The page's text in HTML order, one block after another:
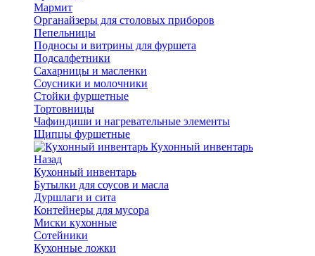
Мармит
Органайзеры для столовых приборов
Пепельницы
Подносы и витрины для фуршета
Подсалфетники
Сахарницы и масленки
Соусники и молочники
Стойки фуршетные
Тортовницы
Чафиндиши и нагревательные элементы
Щипцы фуршетные
Кухонный инвентарь
Назад
Кухонный инвентарь
Бутылки для соусов и масла
Дуршлаги и сита
Контейнеры для мусора
Миски кухонные
Сотейники
Кухонные ложки